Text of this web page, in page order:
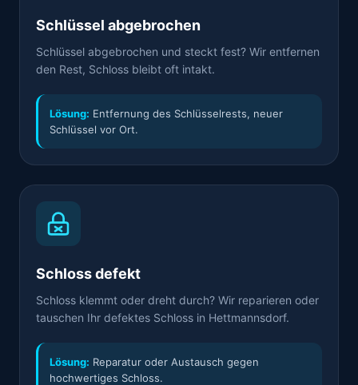
Schlüssel abgebrochen
Schlüssel abgebrochen und steckt fest? Wir entfernen
den Rest, Schloss bleibt oft intakt.
Lösung: Entfernung des Schlüsselrests, neuer
Schlüssel vor Ort.
Schloss defekt
Schloss klemmt oder dreht durch? Wir reparieren oder
tauschen Ihr defektes Schloss in Hettmannsdorf.
Lösung: Reparatur oder Austausch gegen
hochwertiges Schloss.